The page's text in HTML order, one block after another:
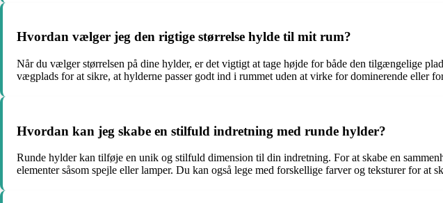
Hvordan vælger jeg den rigtige størrelse hylde til mit rum?
Når du vælger størrelsen på dine hylder, er det vigtigt at tage højde for både den tilgængelige
vægplads for at sikre, at hylderne passer godt ind i rummet uden at virke for dominerende eller
Hvordan kan jeg skabe en stilfuld indretning med runde hylder?
Runde hylder kan tilføje en unik og stilfuld dimension til din indretning. For at skabe en
elementer såsom spejle eller lamper. Du kan også lege med forskellige farver og teksturer for at